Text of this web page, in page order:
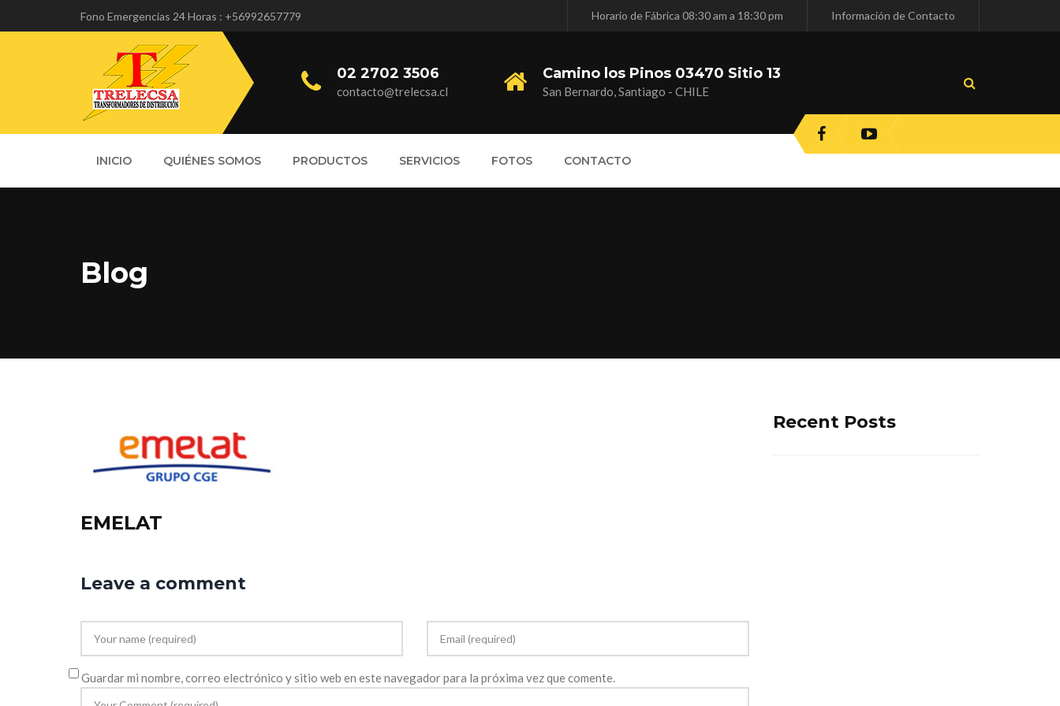
Fono Emergencias 24 Horas : +56992657779 Horario de Fábrica 08:30 am a 18:30 pm Información de Contacto
02 2702 3506
contacto@trelecsa.cl
Camino los Pinos 03470 Sitio 13
San Bernardo, Santiago - CHILE
INICIO QUIÉNES SOMOS PRODUCTOS SERVICIOS FOTOS CONTACTO
Blog
EMELAT
Leave a comment
Guardar mi nombre, correo electrónico y sitio web en este navegador para la próxima vez que comente.
Recent Posts